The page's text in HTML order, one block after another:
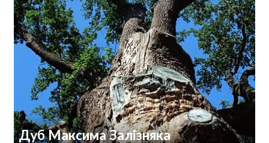
Дуб Максима Залізняка